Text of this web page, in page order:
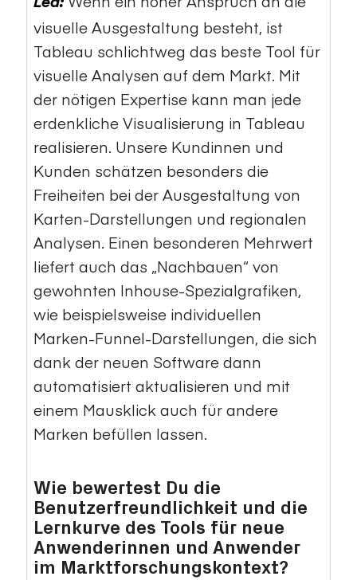
visuelle Ausgestaltung besteht, ist
Tableau schlichtweg das beste Tool für
visuelle Analysen auf dem Markt. Mit
der nötigen Expertise kann man jede
erdenkliche Visualisierung in Tableau
realisieren. Unsere Kundinnen und
Kunden schätzen besonders die
Freiheiten bei der Ausgestaltung von
Karten-Darstellungen und regionalen
Analysen. Einen besonderen Mehrwert
liefert auch das „Nachbauen“ von
gewohnten Inhouse-Spezialgrafiken,
wie beispielsweise individuellen
Marken-Funnel-Darstellungen, die sich
dank der neuen Software dann
automatisiert aktualisieren und mit
einem Mausklick auch für andere
Marken befüllen lassen.
Wie bewertest Du die
Benutzerfreundlichkeit und die
Lernkurve des Tools für neue
Anwenderinnen und Anwender
im Marktforschungskontext?